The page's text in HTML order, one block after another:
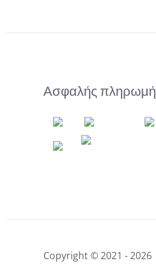
Ασφαλής πληρωμή
Copyright © 2021 - 2026